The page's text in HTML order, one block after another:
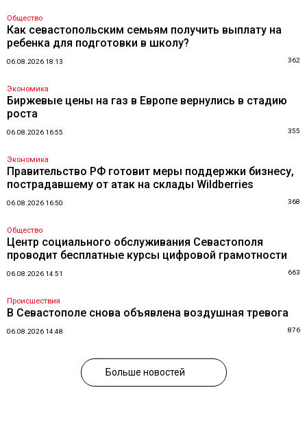
Общество
Как севастопольским семьям получить выплату на
ребенка для подготовки в школу?
06.08.2026 18:13 362
Экономика
Биржевые цены на газ в Европе вернулись в стадию
роста
06.08.2026 16:55 355
Экономика
Правительство РФ готовит меры поддержки бизнесу,
пострадавшему от атак на склады Wildberries
06.08.2026 16:50 368
Общество
Центр социального обслуживания Севастополя
проводит бесплатные курсы цифровой грамотности
06.08.2026 14:51 663
Происшествия
В Севастополе снова объявлена воздушная тревога
06.08.2026 14:48 876
Больше новостей